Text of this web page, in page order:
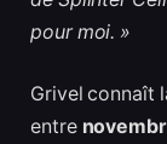
pour moi. »
Grivel connaît
entre